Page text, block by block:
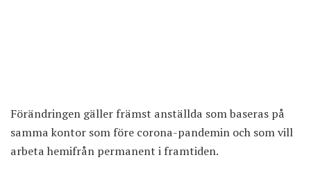
Förändringen gäller främst anställda som baseras på
samma kontor som före corona-pandemin och som vill
arbeta hemifrån permanent i framtiden.